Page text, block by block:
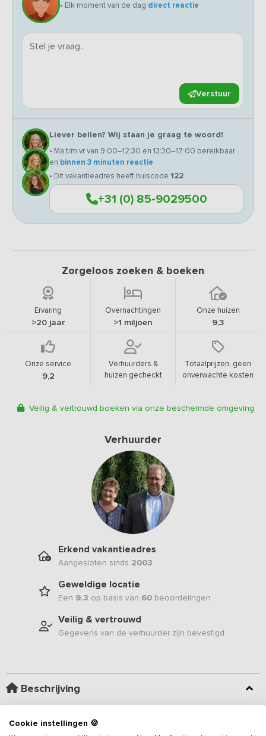
• Elk moment van de dag direct reactie
Verstuur
Liever bellen? Wij staan je graag te woord!
• Ma t/m vr van 9:00–12:30 en 13:30–17:00 bereikbaar
en binnen 3 minuten reactie
• Dit vakantieadres heeft huiscode 122
+31 (0) 85-9029500
Zorgeloos zoeken & boeken
Ervaring
>20 jaar
Overnachtingen
>1 miljoen
Onze huizen
9,3
Onze service
9,2
Verhuurders &
huizen gecheckt
Totaalprijzen, geen
onverwachte kosten
Veilig & vertrouwd boeken via onze beschermde omgeving
Verhuurder
Erkend vakantieadres
Aangesloten sinds 2003
Geweldige locatie
Een 9.3 op basis van 60 beoordelingen
Veilig & vertrouwd
Gegevens van de verhuurder zijn bevestigd
Beschrijving
In dit nostalgische vakantieadres
klassieke boerderijwoning is bijzonder sfeervol ingericht, waarbij
Cookie instellingen 🍪